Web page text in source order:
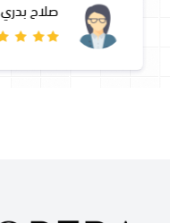
صلاح بدري